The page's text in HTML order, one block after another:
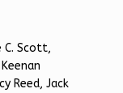
C. Scott,
Reed, Jack